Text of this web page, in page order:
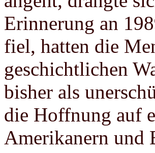
Erinnerung an
fiel, hatten die
geschichtlichen
bisher als
die Hoffnung auf
Amerikanern und